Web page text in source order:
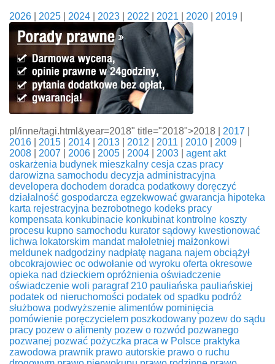
2026 2025 2024 2023 2022 2021 2020 2019
pl/inne/tagi.html&year=2018" title="2018">2018 | 2017
2016
2015 2014 2013 2012 2011 2010 2009
2008
2007 2006 2005 2004 2003 agent akt
oskarżenia budynek mieszkalny cesja czas pracy
darowizna samochodu decyzja administracyjna
developera dochodem doradca podatkowy doręczyć
działalność gospodarcza egzekwować gwarancja hipoteka
karta rejestracyjna bezrobotnego kodeks pracy
kompensata konkubinacie konkubinat kontrolne koszty
procesu kupno samochodu kurator sądowy kwestionować
lichwa lokatorskim mandat małoletniej małżonkowi
meldunek nadgodziny nadpłatę nagana najem obciążył
obcokrajowiec oc odwołanie od wyroku oferta okresowe
opieka nad dzieckiem opróżnienia oświadczenie
oświadczenie woli paragraf 210 pauliańska pauliańskiej
podatek od nieruchomości podatek od spadku podróż
służbowa podwyższenie alimentów pominięcia
pomówienie poręczycielem poszkodowany pozew do sądu
pracy pozew o alimenty pozew o rozwód pozwanego
pozwanej pozwać pożyczka praca w Polsce praktyka
zawodowa prawnik prawo autorskie prawo o ruchu